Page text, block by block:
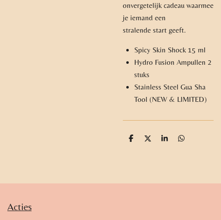
onvergetelijk cadeau waarmee
je iemand een
stralende start geeft.
Spicy Skin Shock 15 ml
Hydro Fusion Ampullen 2
stuks
Stainless Steel Gua Sha
Tool (NEW & LIMITED)
D
D
S
D
Acties